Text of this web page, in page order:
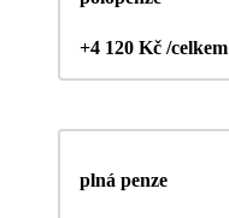
+4 120 Kč /celkem
plná penze